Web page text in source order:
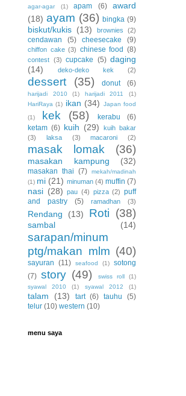
agar-agar (1) apam (6)
award
(18) ayam (36) bingka (9)
biskut/kukis (13) brownies (2)
cendawan (5) cheesecake (9)
chiffon cake (3) chinese food (8)
contest (3) cupcake (5) daging
(14)
deko-deko kek (2)
dessert (35) donut (6)
harijadi 2010 (1) harijadi 2011
(1)
HariRaya (1) ikan (34)
Japan food
(1)
kek (58) kerabu
(6)
ketam (6) kuih (29)
kuih bakar
(3)
laksa (3) macaroni (2)
masak lomak (36)
masakan kampung (32)
masakan thai (7)
mekah/madinah
(1) mi (21) minuman (4) muffin (7)
nasi (28) pau (4) pizza (2) puff
and pastry
(5) ramadhan (3)
Rendang (13) Roti (38)
sambal (14)
sarapan/minum
ptg/makan mlm (40)
sayuran (11) seafood (1)
sotong
(7) story (49) swiss roll
(1)
syawal 2010
(1) syawal 2012 (1)
talam (13) tart (6) tauhu
(5)
telur (10) western (10)
menu saya